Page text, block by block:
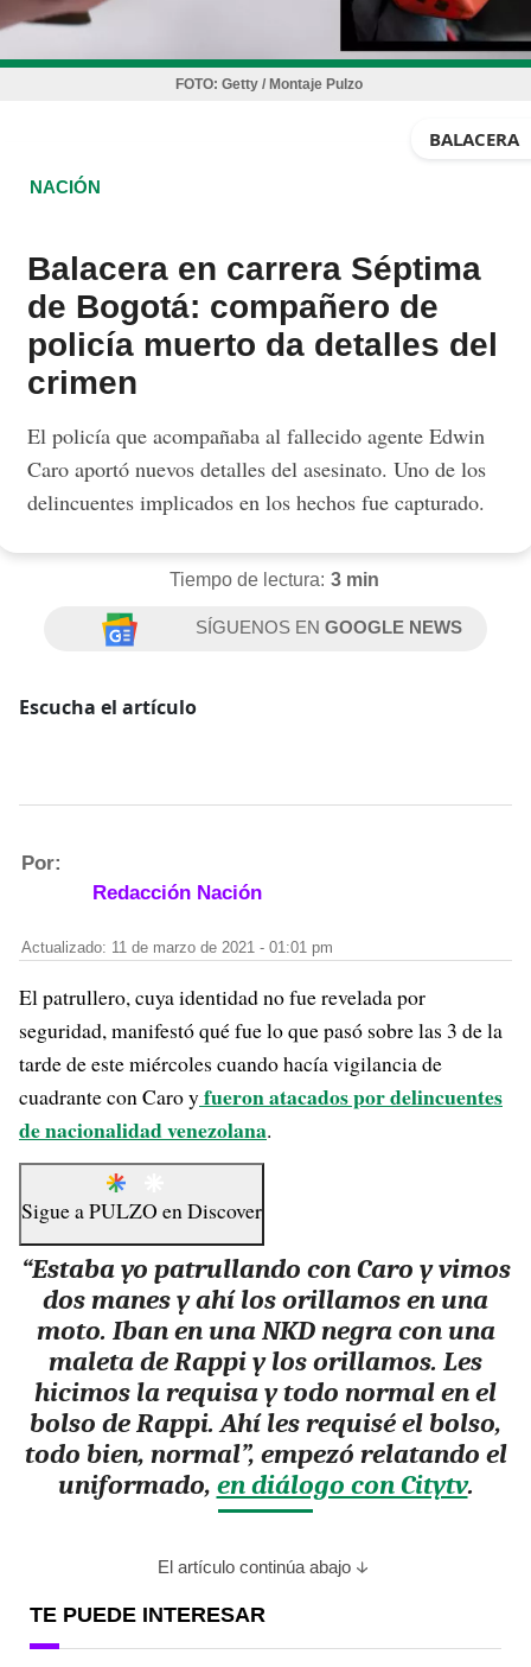
FOTO: Getty / Montaje Pulzo
BALACERA
NACIÓN
Balacera en carrera Séptima
de Bogotá: compañero de
policía muerto da detalles del
crimen
El policía que acompañaba al fallecido agente Edwin
Caro aportó nuevos detalles del asesinato. Uno de los
delincuentes implicados en los hechos fue capturado.
Tiempo de lectura: 3 min
SÍGUENOS ENGOOGLE NEWS
Escucha el artículo
Por:
Redacción Nación
Actualizado: 11 de marzo de 2021 - 01:01 pm
El patrullero, cuya identidad no fue revelada por
seguridad, manifestó qué fue lo que pasó sobre las 3 de la
tarde de este miércoles cuando hacía vigilancia de
cuadrante con Caro yfueron atacados por delincuentes
de nacionalidad venezolana.
Sigue aPULZO enDiscover
“Estaba yo patrullando con Caro y vimos
dos manes y ahí los orillamos en una
moto. Iban en una NKD negra con una
maleta de Rappi y los orillamos. Les
hicimos la requisa y todo normal en el
bolso de Rappi. Ahí les requisé el bolso,
todo bien, normal”, empezó relatando el
uniformado, en diálogo con Citytv.
El artículo continúa abajo
TE PUEDE INTERESAR